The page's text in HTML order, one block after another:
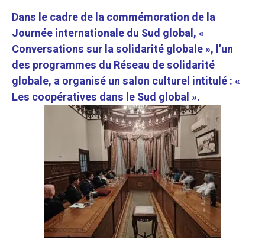
Dans le cadre de la commémoration de la
Journée internationale du Sud global, «
Conversations sur la solidarité globale », l’un
des programmes du Réseau de solidarité
globale, a organisé un salon culturel intitulé : «
Les coopératives dans le Sud global ».